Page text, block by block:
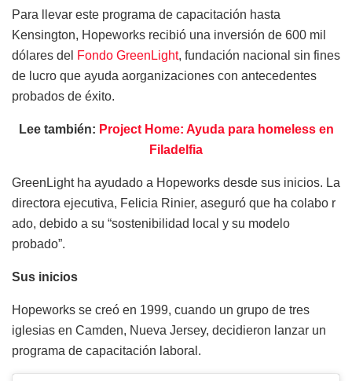
Para llevar este programa de capacitación hasta
Kensington, Hopeworks recibió una inversión de 600 mil
dólares del Fondo GreenLight, fundación nacional sin fines
de lucro que ayuda aorganizaciones con antecedentes
probados de éxito.
Lee también: Project Home: Ayuda para homeless en
Filadelfia
GreenLightha ayudado a Hopeworks desde sus inicios. La
directora ejecutiva, Felicia Rinier, aseguró que ha colabo r
ado, debido a su “sostenibilidad local y su modelo
probado”.
Sus inicios
Hopeworks se creó en 1999, cuando un grupo de tres
iglesias en Camden, Nueva Jersey, decidieron lanzar un
programa de capacitación laboral.